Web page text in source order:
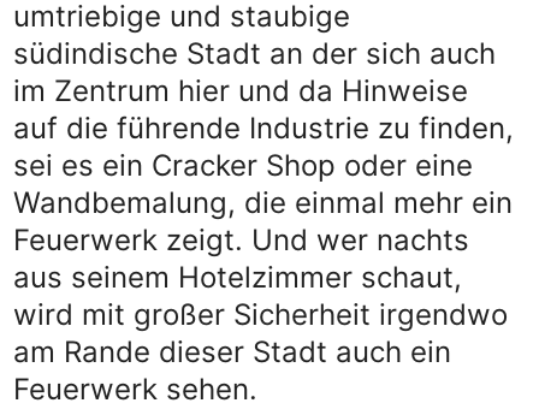
umtriebige und staubige
südindische Stadt an der sich auch
im Zentrum hier und da Hinweise
auf die führende Industrie zu finden,
sei es ein Cracker Shop oder eine
Wandbemalung, die einmal mehr ein
Feuerwerk zeigt. Und wer nachts
aus seinem Hotelzimmer schaut,
wird mit großer Sicherheit irgendwo
am Rande dieser Stadt auch ein
Feuerwerk sehen.